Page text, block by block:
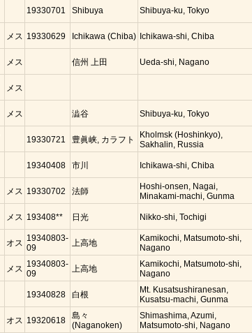
19330701 Shibuya Shibuya-ku, Tokyo
メス 19330629 Ichikawa (Chiba) Ichikawa-shi, Chiba
メス 信州 上田 Ueda-shi, Nagano
メス
メス 澁谷 Shibuya-ku, Tokyo
19330721 豊眞峡, カラフト
Kholmsk (Hoshinkyo),
Sakhalin, Russia
19340408 市川 Ichikawa-shi, Chiba
メス 19330702 法師
Hoshi-onsen, Nagai,
Minakami-machi, Gunma
メス 193408** 日光 Nikko-shi, Tochigi
オス 19340803-
09
上高地
Kamikochi, Matsumoto-shi,
Nagano
メス 19340803-
09
上高地
Kamikochi, Matsumoto-shi,
Nagano
19340828 白根
Mt. Kusatsushiranesan,
Kusatsu-machi, Gunma
オス 19320618
島々
(Naganoken)
Shimashima, Azumi,
Matsumoto-shi, Nagano